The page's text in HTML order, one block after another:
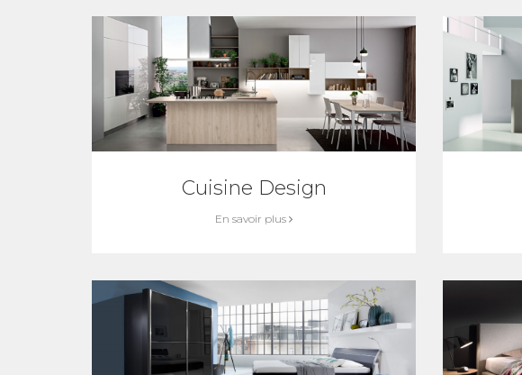
Cuisine Design
En savoir plus